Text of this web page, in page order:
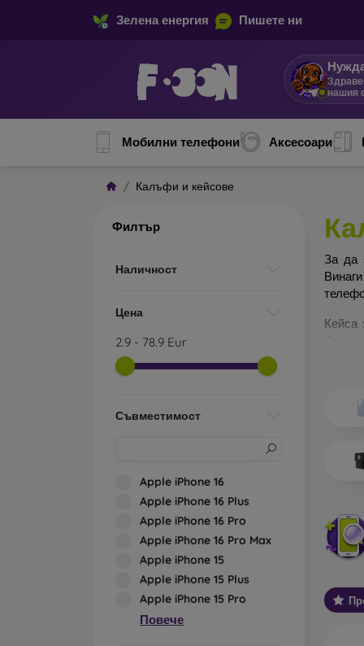
Зелена енергия Пишете ни
нашия
Мобилни телефони Аксесоари
Калъфи и кейсове
Филтър
Наличност
Цена
2.9 - 78.9 Eur
Съвместимост
Apple iPhone 16
Apple iPhone 16 Plus
Apple iPhone 16 Pro
Apple iPhone 16 Pro Max
Apple iPhone 15
Apple iPhone 15 Plus
Apple iPhone 15 Pro
Повече
За да
Кейса